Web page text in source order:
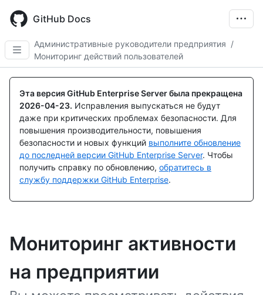
main
content
GitHub Docs
Административные руководители предприятия /
Мониторинг действий пользователей
Эта версия GitHub Enterprise Server была прекращена
2026-04-23. Исправления выпускаться не будут
даже при критических проблемах безопасности. Для
повышения производительности, повышения
безопасности и новых функций выполните обновление
до последней версии GitHub Enterprise Server. Чтобы
получить справку по обновлению, обратитесь в
службу поддержки GitHub Enterprise.
Мониторинг активности
на предприятии